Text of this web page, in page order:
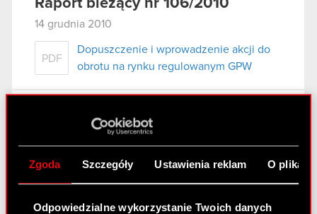
Zgoda Szczegóły Ustawienia reklam O
Odpowiedzialne wykorzystanie Twoich danych
Raport bieżący nr 106/2010
14 grudnia 2010
PDF
Dopuszczenie i wprowadzenie akcji do
obrotu na rynku regulowanym GPW
Raport bieżący nr 105/2010
Warunkowa rejestracja akcji serii F, G, H,
I, J w Krajowym Depozycie Papierów